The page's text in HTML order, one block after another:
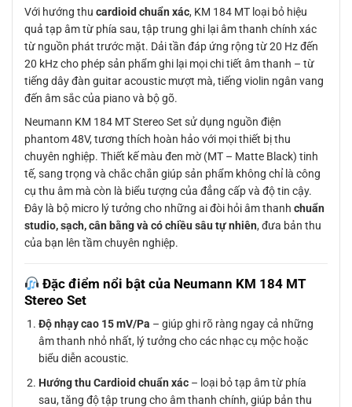
Với hướng thu cardioid chuẩn xác, KM 184 MT loại bỏ hiệu
quả tạp âm từ phía sau, tập trung ghi lại âm thanh chính xác
từ nguồn phát trước mặt. Dải tần đáp ứng rộng từ 20 Hz đến
20 kHz cho phép sản phẩm ghi lại mọi chi tiết âm thanh – từ
tiếng dây đàn guitar acoustic mượt mà, tiếng violin ngân vang
đến âm sắc của piano và bộ gõ.
Neumann KM 184 MT Stereo Set sử dụng nguồn điện
phantom 48V, tương thích hoàn hảo với mọi thiết bị thu
chuyên nghiệp. Thiết kế màu đen mờ (MT – Matte Black) tinh
tế, sang trọng và chắc chắn giúp sản phẩm không chỉ là công
cụ thu âm mà còn là biểu tượng của đẳng cấp và độ tin cậy.
Đây là bộ micro lý tưởng cho những ai đòi hỏi âm thanh chuẩn
studio, sạch, cân bằng và có chiều sâu tự nhiên, đưa bản thu
của bạn lên tầm chuyên nghiệp.
Đặc điểm nổi bật của Neumann KM 184 MT
Stereo Set
Độ nhạy cao 15 mV/Pa – giúp ghi rõ ràng ngay cả những
âm thanh nhỏ nhất, lý tưởng cho các nhạc cụ mộc hoặc
biểu diễn acoustic.
Hướng thu Cardioid chuẩn xác – loại bỏ tạp âm từ phía
sau, tăng độ tập trung cho âm thanh chính, giúp bản thu